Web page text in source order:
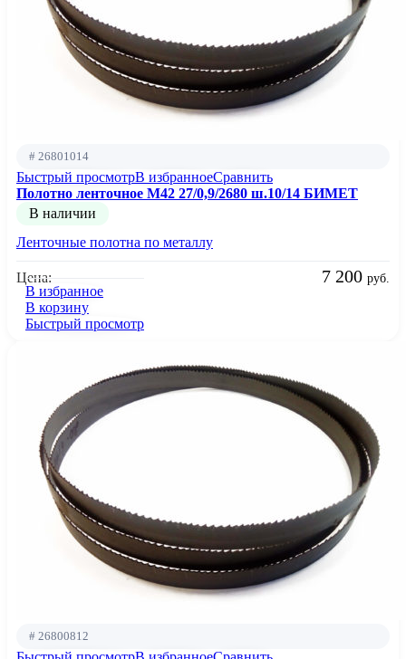
# 26801014
Быстрый просмотрВ избранноеСравнить
Полотно ленточное М42 27/0,9/2680 ш.10/14 БИМЕТ
В наличии
Ленточные полотна по металлу
Цена: 7 200 руб.
В избранное
В корзину
Быстрый просмотр
# 26800812